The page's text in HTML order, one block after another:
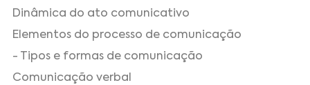
Dinâmica do ato comunicativo
Elementos do processo de comunicação
- Tipos e formas de comunicação
Comunicação verbal